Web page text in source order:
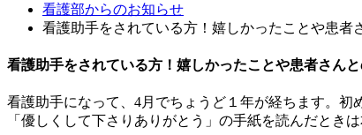
看護部からのお知らせ
看護助手をされている方！嬉しかったことや患者
看護助手をされている方！嬉しかったことや患者さん
看護助手になって、4月でちょうど１年が経ちます。初
「優しくして下さりありがとう」の手紙を読んだとき